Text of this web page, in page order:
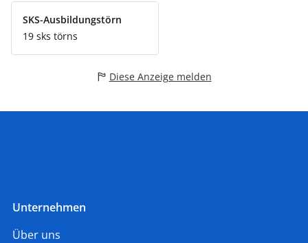
SKS-Ausbildungstörn
19 sks törns
Diese Anzeige melden
Unternehmen
Über uns